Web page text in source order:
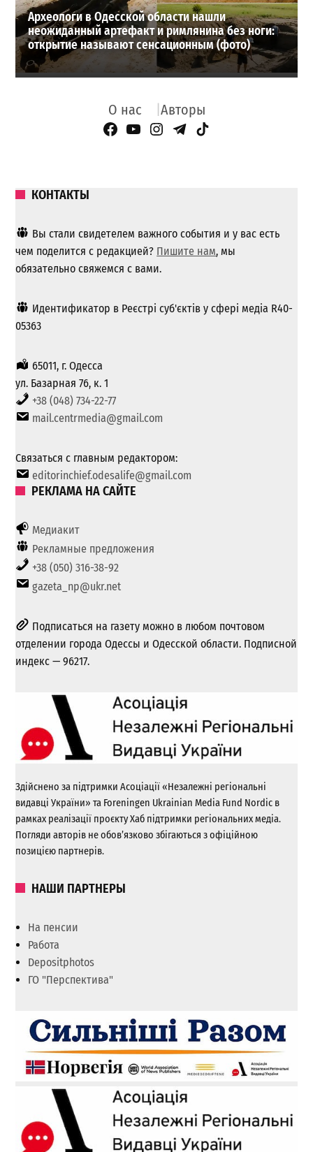
Археологи в Одесской области нашли
неожиданный артефакт и римлянина без ноги:
открытие называют сенсационным (фото)
О нас Авторы
Facebook Page
YouTube
Instagram
Telegram
TikTok
КОНТАКТЫ
Вы стали свидетелем важного события и у вас есть
чем поделится с редакцией? Пишите нам, мы
обязательно свяжемся с вами.
Идентификатор в Реєстрі суб'єктів у сфері медіа R40-
05363
65011, г. Одесса
ул. Базарная 76, к. 1
+38 (048) 734-22-77
mail.centrmedia@gmail.com
Связаться с главным редактором:
editorinchief.odesalife@gmail.com
РЕКЛАМА НА САЙТЕ
Медиакит
Рекламные предложения
+38 (050) 316-38-92
gazeta_np@ukr.net
Подписаться на газету можно в любом почтовом
отделении города Одессы и Одесской области. Подписной
индекс — 96217.
Здійснено за підтримки Асоціації «Незалежні регіональні
видавці України» та Foreningen Ukrainian Media Fund Nordic в
рамках реалізації проєкту Хаб підтримки регіональних медіа.
Погляди авторів не обов’язково збігаються з офіційною
позицією партнерів.
НАШИ ПАРТНЕРЫ
На пенсии
Работа
Depositphotos
ГО "Перспектива"